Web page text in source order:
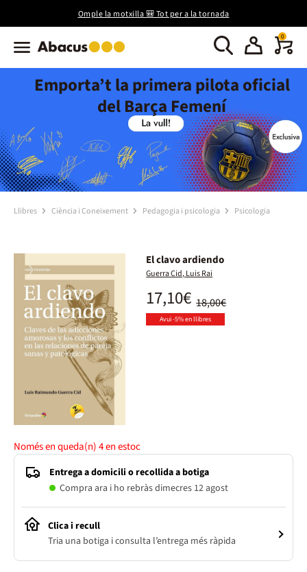
Omple la motxilla 🎒 Tot per a la tornada
0
Emporta’t la primera pilota oficial
del Barça Femení
Llibres Ciència i Coneixement Pedagogia i psicologia Psicologia
El clavo ardiendo
Guerra Cid, Luis Rai
18,00€
17,10€
Avui -5% en llibres
Només en queda(n)4en estoc
Entrega a domicili o recollida a botiga
Compra ara i ho rebràs dimecres 12 agost
Clica i recull
Tria una botiga i consulta l’entrega més ràpida